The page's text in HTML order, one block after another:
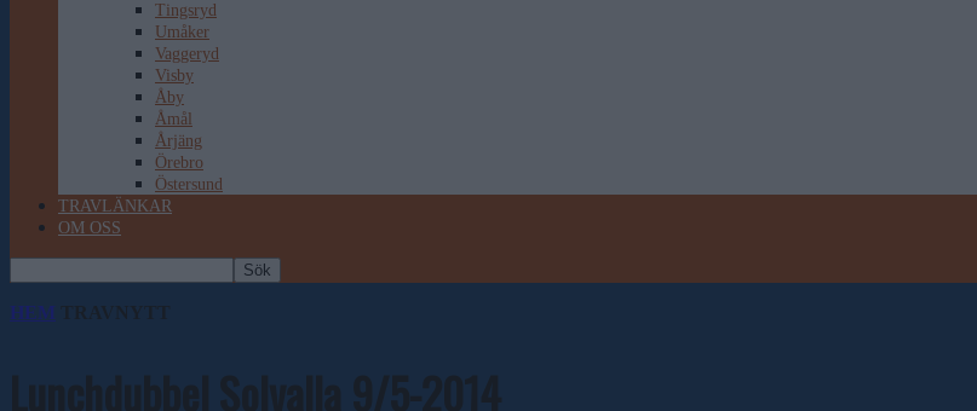
Tingsryd
Umåker
Vaggeryd
Visby
Åby
Åmål
Årjäng
Örebro
Östersund
TRAVLÄNKAR
OM OSS
HEM TRAVNYTT
Lunchdubbel Solvalla 9/5-2014